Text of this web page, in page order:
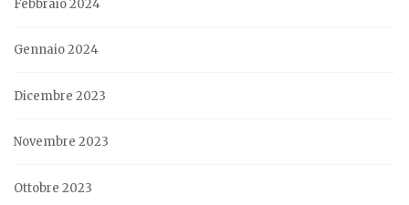
Febbraio 2024
Gennaio 2024
Dicembre 2023
Novembre 2023
Ottobre 2023